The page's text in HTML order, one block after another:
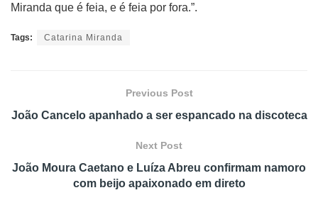
Miranda que é feia, e é feia por fora.”.
Tags: Catarina Miranda
Previous Post
João Cancelo apanhado a ser espancado na discoteca
Next Post
João Moura Caetano e Luíza Abreu confirmam namoro
com beijo apaixonado em direto